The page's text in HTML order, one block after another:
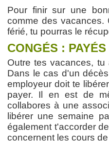
Pour finir sur une
comme des vacances.
férié, tu pourras le
CONGÉS :
Outre tes vacances,
Dans le cas d'un
employeur doit te
payer. Il en est de
collabores à une
libérer une semaine
également t'accorder
concernent les cours